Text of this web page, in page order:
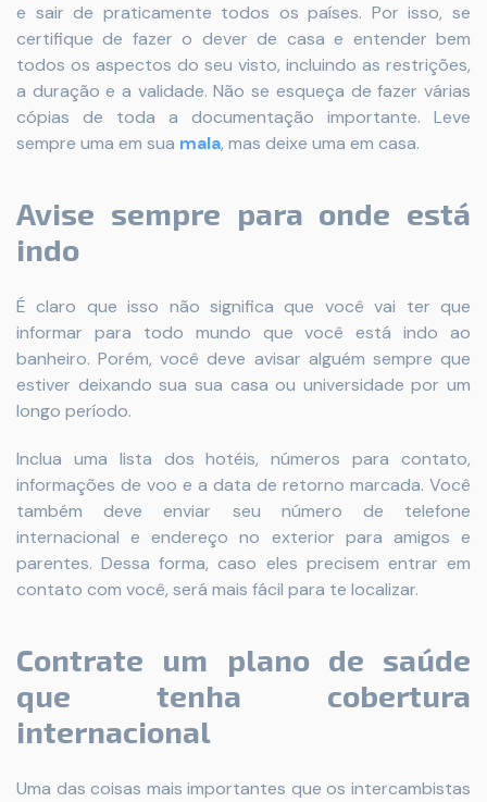
e sair de praticamente todos os países. Por isso, se
certifique de fazer o dever de casa e entender bem
todos os aspectos do seu visto, incluindo as restrições,
a duração e a validade. Não se esqueça de fazer várias
cópias de toda a documentação importante. Leve
sempre uma em sua mala, mas deixe uma em casa.
Avise sempre para onde está
indo
É claro que isso não significa que você vai ter que
informar para todo mundo que você está indo ao
banheiro. Porém, você deve avisar alguém sempre que
estiver deixando sua sua casa ou universidade por um
longo período.
Inclua uma lista dos hotéis, números para contato,
informações de voo e a data de retorno marcada. Você
também deve enviar seu número de telefone
internacional e endereço no exterior para amigos e
parentes. Dessa forma, caso eles precisem entrar em
contato com você, será mais fácil para te localizar.
Contrate um plano de saúde
que tenha cobertura
internacional
Uma das coisas mais importantes que os intercambistas